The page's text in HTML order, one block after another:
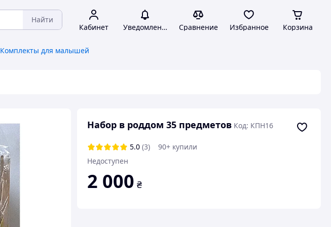
Найти
Кабинет Уведомления Сравнение Избранное Корзина
Комплекты для малышей
Набор в роддом 35 предметов Код: КПН16
5.0 (3)
90+ купили
Недоступен
2 000 ₴